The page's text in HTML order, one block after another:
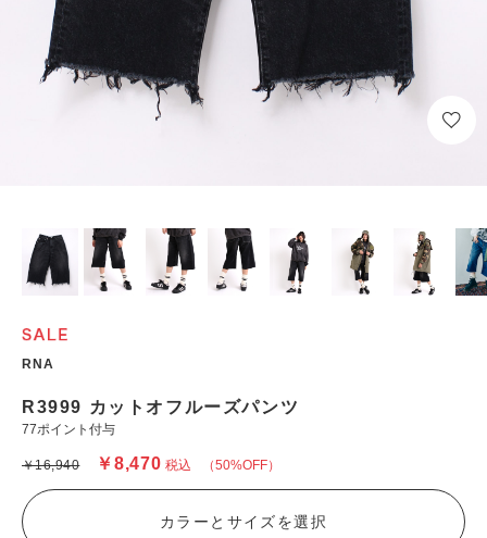
RNA
R3999 カットオフルーズパンツ
77ポイント付与
（50%OFF）
￥8,470 税込
￥16,940
カラーとサイズを選択